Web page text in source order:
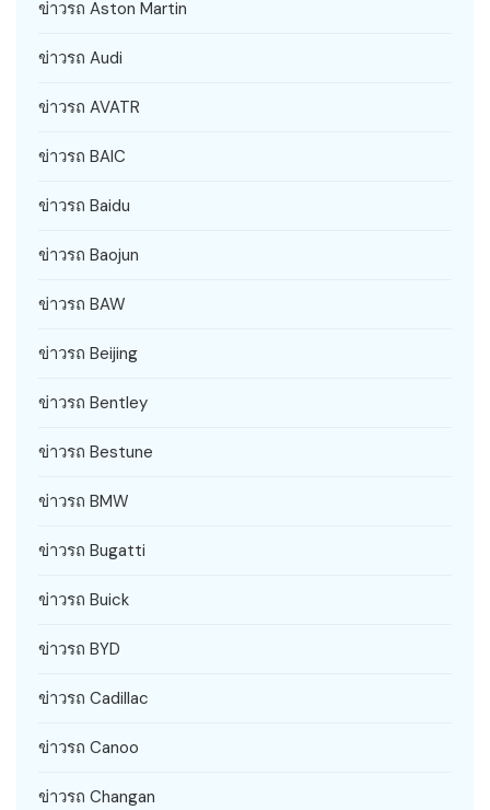
ข่าวรถ Aston Martin
ข่าวรถ Audi
ข่าวรถ AVATR
ข่าวรถ BAIC
ข่าวรถ Baidu
ข่าวรถ Baojun
ข่าวรถ BAW
ข่าวรถ Beijing
ข่าวรถ Bentley
ข่าวรถ Bestune
ข่าวรถ BMW
ข่าวรถ Bugatti
ข่าวรถ Buick
ข่าวรถ BYD
ข่าวรถ Cadillac
ข่าวรถ Canoo
ข่าวรถ Changan